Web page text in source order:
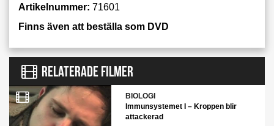
Artikelnummer: 71601
Finns även att beställa som DVD
RELATERADE FILMER
BIOLOGI
Immunsystemet I – Kroppen blir
attackerad